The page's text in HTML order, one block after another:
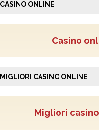
CASINO ONLINE
Casino
MIGLIORI CASINO ONLINE
Migliori